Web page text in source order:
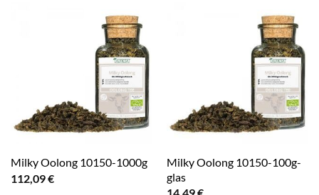
Milky Oolong 10150-1000g
112,09€
Milky Oolong 10150-100g-
glas